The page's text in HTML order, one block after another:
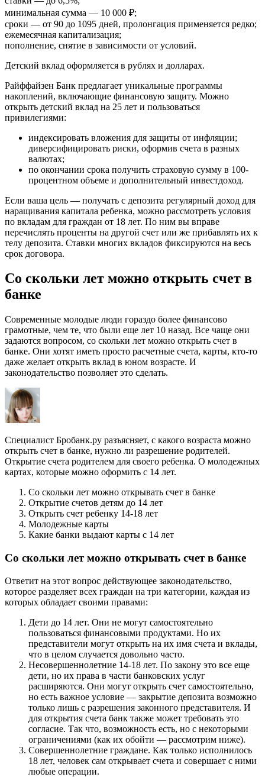
минимальная сумма — 10 000 ₽;
сроки — от 90 до 1095 дней, пролонгация применяется редко;
ежемесячная капитализация;
пополнение, снятие в зависимости от условий.
Детский вклад оформляется в рублях и долларах.
Райффайзен Банк предлагает уникальные программы
накоплений, включающие финансовую защиту. Можно
открыть детский вклад на 25 лет и пользоваться
привилегиями:
индексировать вложения для защиты от инфляции;
диверсифицировать риски, оформив счета в разных
валютах;
по окончании срока получить страховую сумму в 100-
процентном объеме и дополнительный инвестдоход.
Если ваша цель — получать с депозита регулярный доход для
наращивания капитала ребенка, можно рассмотреть условия
по вкладам для граждан от 18 лет. По ним вы вправе
перечислять проценты на другой счет или же прибавлять их к
телу депозита. Ставки многих вкладов фиксируются на весь
срок договора.
Со скольки лет можно открыть счет в
банке
Современные молодые люди гораздо более финансово
грамотные, чем те, что были еще лет 10 назад. Все чаще они
задаются вопросом, со скольки лет можно открыть счет в
банке. Они хотят иметь просто расчетные счета, карты, кто-то
даже желает открыть вклад в юном возрасте. И
законодательство позволяет это сделать.
Специалист Бробанк.ру разъясняет, с какого возраста можно
открыть счет в банке, нужно ли разрешение родителей.
Открытие счета родителем для своего ребенка. О молодежных
картах, которые можно оформить с 14 лет.
Со скольки лет можно открывать счет в банке
Открытие счетов детям до 14 лет
Открыть счет ребенку 14-18 лет
Молодежные карты
Какие банки выдают карты с 14 лет
Со скольки лет можно открывать счет в банке
Ответит на этот вопрос действующее законодательство,
которое разделяет всех граждан на три категории, каждая из
которых обладает своими правами:
Дети до 14 лет. Они не могут самостоятельно
пользоваться финансовыми продуктами. Но их
представители могут открыть на их имя счета и вклады,
что в целом случается довольно часто.
Несовершеннолетние 14-18 лет. По закону это все еще
дети, но их права в части банковских услуг
расширяются. Они могут открыть счет самостоятельно,
но есть важное условие — закрытие депозита возможно
только лишь с разрешения законного представителя. И
для открытия счета банк также может требовать это
согласие. Так что, возможность есть, но с некоторыми
ограничениями (как их обойти — рассмотрим ниже).
Совершеннолетние граждане. Как только исполнилось
18 лет, человек сам открывает счета и совершает с ними
любые операции.